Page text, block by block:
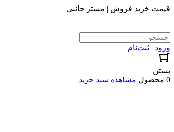
قیمت خرید فروش | مستر جانبی
ورود | ثبت‌نام
بستن
0 محصول
مشاهده سبد خرید